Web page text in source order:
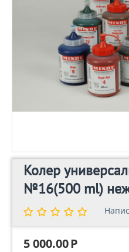
Колер
№16(500 ml)
5 000.00Р